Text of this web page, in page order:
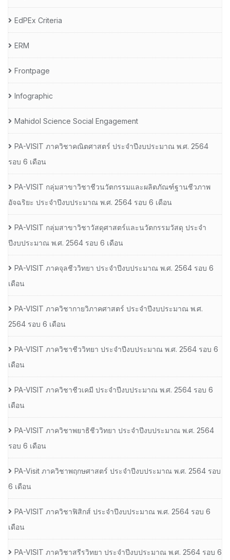
EdPEx Criteria
ERM
Frontpage
Infographic
Mahidol Science Social Engagement
PA-VISIT ภาควิชาคณิตศาสตร์ ประจำปีงบประมาณ พ.ศ. 2564
รอบ 6 เดือน
PA-VISIT กลุ่มสาขาวิชาชีวนวัตกรรมและผลิตภัณฑ์ฐานชีวภาพ
อัจฉริยะ ประจำปีงบประมาณ พ.ศ. 2564 รอบ 6 เดือน
PA-VISIT กลุ่มสาขาวิชาวัสดุศาสตร์และนวัตกรรมวัสดุ ประจำ
ปีงบประมาณ พ.ศ. 2564 รอบ 6 เดือน
PA-VISIT ภาคจุลชีววิทยา ประจำปีงบประมาณ พ.ศ. 2564 รอบ 6
เดือน
PA-VISIT ภาควิชากายวิภาคศาสตร์ ประจำปีงบประมาณ พ.ศ.
2564 รอบ 6 เดือน
PA-VISIT ภาควิชาชีววิทยา ประจำปีงบประมาณ พ.ศ. 2564 รอบ 6
เดือน
PA-VISIT ภาควิชาชีวเคมี ประจำปีงบประมาณ พ.ศ. 2564 รอบ 6
เดือน
PA-VISIT ภาควิชาพยาธิชีววิทยา ประจำปีงบประมาณ พ.ศ. 2564
รอบ 6 เดือน
PA-Visit ภาควิชาพฤกษศาสตร์ ประจำปีงบประมาณ พ.ศ. 2564 รอบ
6 เดือน
PA-VISIT ภาควิชาฟิสิกส์ ประจำปีงบประมาณ พ.ศ. 2564 รอบ 6
เดือน
PA-VISIT ภาควิชาสรีรวิทยา ประจำปีงบประมาณ พ.ศ. 2564 รอบ 6